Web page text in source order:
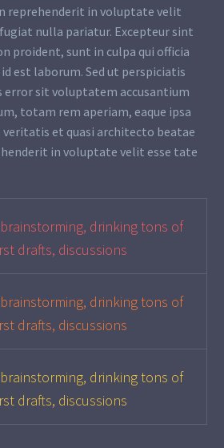
reprehenderit in voluptate velit
nulla pariatur. Excepteur sint
proident, sunt in culpa qui officia
est laborum. Sed ut perspiciatis
error sit voluptatem accusantium
totam rem aperiam, eaque ipsa
et quasi architecto beatae
in voluptate velit esse tate
drinking tons of
drafts, discussions
drinking tons of
drafts, discussions
drinking tons of
drafts, discussions